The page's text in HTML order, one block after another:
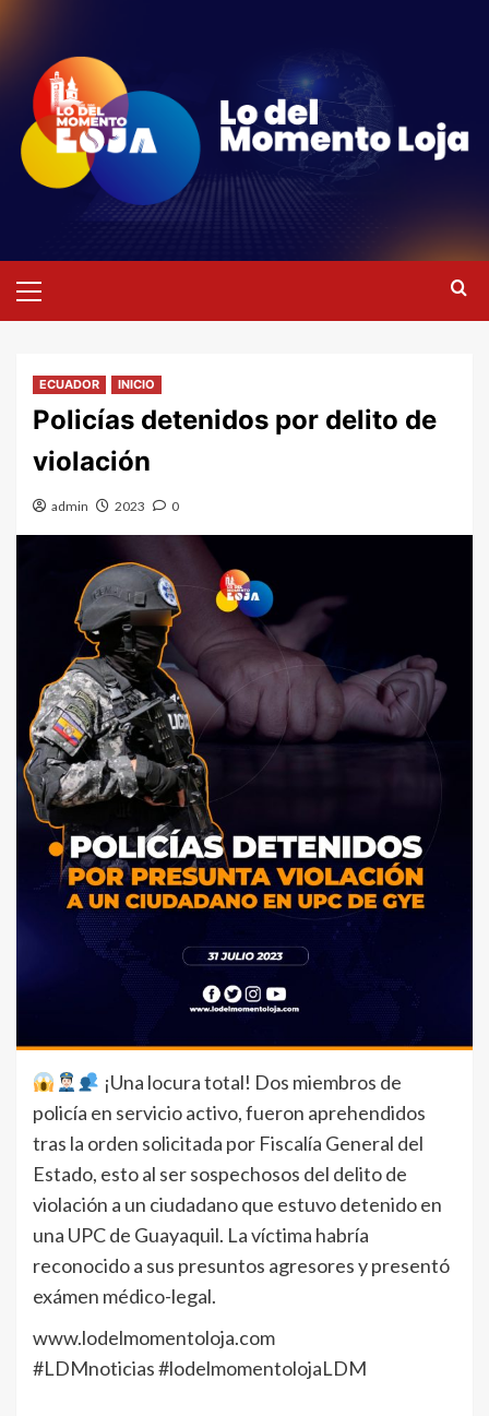
contenido
primario
ECUADOR INICIO
Policías detenidos por delito de
violación
admin 2023 0
¡Una locura total! Dos miembros de
policía en servicio activo, fueron aprehendidos
tras la orden solicitada por Fiscalía General del
Estado, esto al ser sospechosos del delito de
violación a un ciudadano que estuvo detenido en
una UPC de Guayaquil. La víctima habría
reconocido a sus presuntos agresores y presentó
exámen médico-legal.
www.lodelmomentoloja.com
#LDMnoticias #lodelmomentolojaLDM